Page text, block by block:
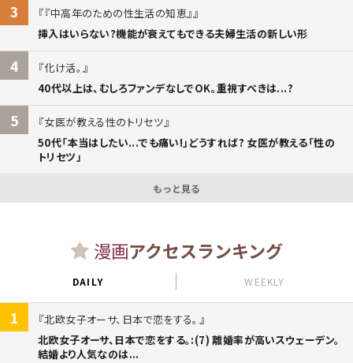
3
『中高年のための性生活の知恵』
挿入はいらない?機能が衰えてもできる夫婦生活の新しい形
4
化け活。
40代以上は、むしろファンデなしでOK。重視すべきは...?
5
女医が教える性のトリセツ
50代「本当はしたい...でも痛い!」どうすれば? 女医が教える「性の
トリセツ」
もっと見る
漫画アクセスランキング
DAILY WEEKLY
1
北欧女子オーサ、日本で恋をする。
北欧女子オーサ、日本で恋をする。:(7) 離婚率が高いスウェーデン。
結婚より人気なのは...